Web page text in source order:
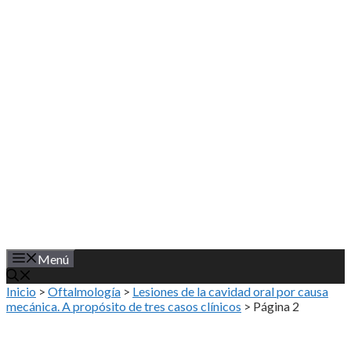
Menú
Inicio > Oftalmología > Lesiones de la cavidad oral por causa
mecánica. A propósito de tres casos clínicos > Página 2